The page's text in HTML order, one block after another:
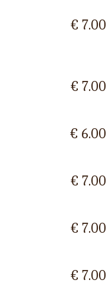
€ 7.00
€ 7.00
€ 6.00
€ 7.00
€ 7.00
€ 7.00